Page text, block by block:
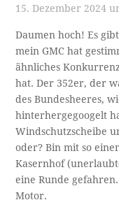
15. Dezember 2024
Daumen hoch! Es
mein GMC hat
ähnliches
hat. Der 352er, der
des Bundesheeres,
hinterhergegoogelt
Windschutzscheibe
oder? Bin mit so
Kasernhof
eine Runde
Motor.